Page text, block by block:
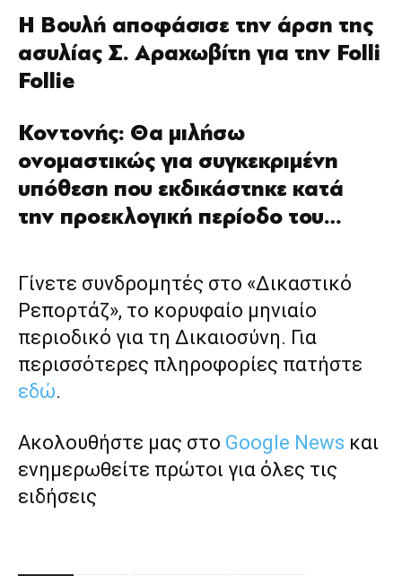
Η Βουλή αποφάσισε την άρση της
ασυλίας Σ. Αραχωβίτη για την Folli
Follie
Κοντονής: Θα μιλήσω
ονομαστικώς για συγκεκριμένη
υπόθεση που εκδικάστηκε κατά
την προεκλογική περίοδο του…
Γίνετε συνδρομητές στο «Δικαστικό
Ρεπορτάζ», το κορυφαίο μηνιαίο
περιοδικό για τη Δικαιοσύνη. Για
περισσότερες πληροφορίες πατήστε
εδώ.
Ακολουθήστε μας στο Google News και
ενημερωθείτε πρώτοι για όλες τις
ειδήσεις